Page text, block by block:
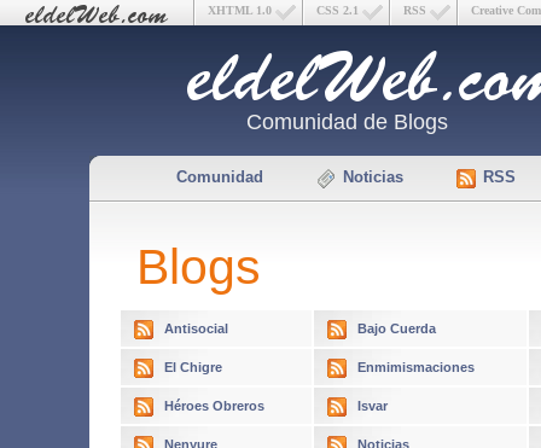
Creative
RSS
CSS 2.1
XHTML 1.0
Comunidad de Blogs
Comunidad Noticias RSS
Blogs
Antisocial Bajo Cuerda
El Chigre Enmimismaciones
Héroes Obreros Isvar
Nenyure Noticias